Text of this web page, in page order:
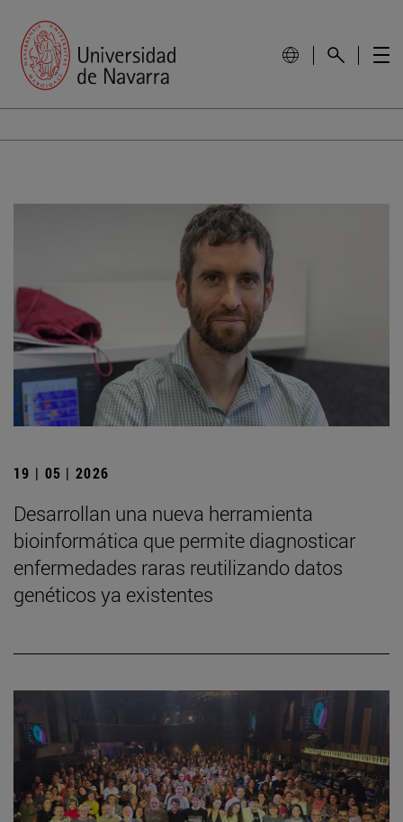
19 | 05 | 2026
Desarrollan una nueva herramienta
bioinformática que permite diagnosticar
enfermedades raras reutilizando datos
genéticos ya existentes